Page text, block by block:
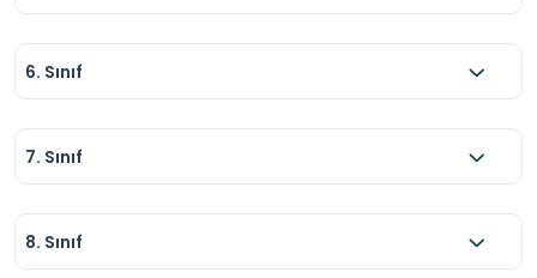
6. Sınıf
7. Sınıf
8. Sınıf